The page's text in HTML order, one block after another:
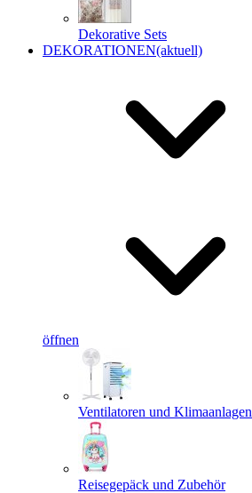
Dekorative Sets
DEKORATIONEN(aktuell)
öffnen
Ventilatoren und Klimaanlagen
Reisegepäck und Zubehör